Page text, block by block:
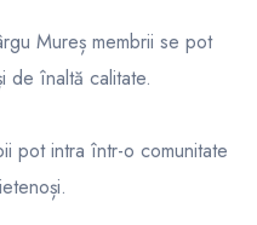
Mureș membrii se pot
de înaltă calitate.
pot intra într-o comunitate